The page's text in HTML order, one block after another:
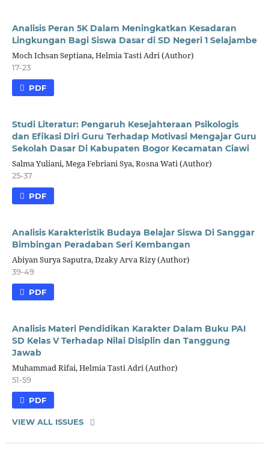
Analisis Peran 5K Dalam Meningkatkan Kesadaran
Lingkungan Bagi Siswa Dasar di SD Negeri 1 Selajambe
Moch Ichsan Septiana, Helmia Tasti Adri (Author)
17-23
PDF
Studi Literatur: Pengaruh Kesejahteraan Psikologis
dan Efikasi Diri Guru Terhadap Motivasi Mengajar Guru
Sekolah Dasar Di Kabupaten Bogor Kecamatan Ciawi
Salma Yuliani, Mega Febriani Sya, Rosna Wati (Author)
25-37
PDF
Analisis Karakteristik Budaya Belajar Siswa Di Sanggar
Bimbingan Peradaban Seri Kembangan
Abiyan Surya Saputra, Dzaky Arva Rizy (Author)
39-49
PDF
Analisis Materi Pendidikan Karakter Dalam Buku PAI
SD Kelas V Terhadap Nilai Disiplin dan Tanggung
Jawab
Muhammad Rifai, Helmia Tasti Adri (Author)
51-59
PDF
VIEW ALL ISSUES